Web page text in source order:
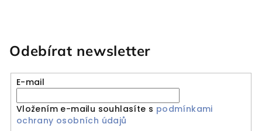
Odebírat newsletter
E-mail
Vložením e-mailu souhlasíte s podmínkami
ochrany osobních údajů